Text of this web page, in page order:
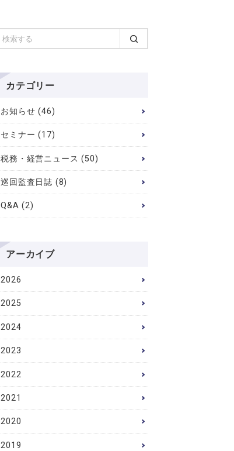
カテゴリー
お知らせ (46)
セミナー (17)
税務・経営ニュース (50)
巡回監査日誌 (8)
Q&A (2)
アーカイブ
2026
2025
2024
2023
2022
2021
2020
2019